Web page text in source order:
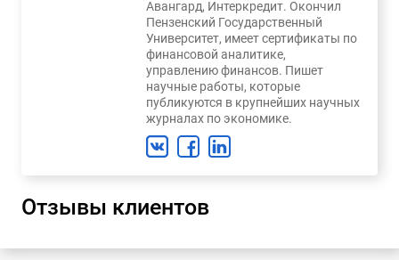
Авангард, Интеркредит. Окончил
Пензенский Государственный
Университет, имеет сертификаты по
финансовой аналитике,
управлению финансов. Пишет
научные работы, которые
публикуются в крупнейших научных
журналах по экономике.
Отзывы клиентов